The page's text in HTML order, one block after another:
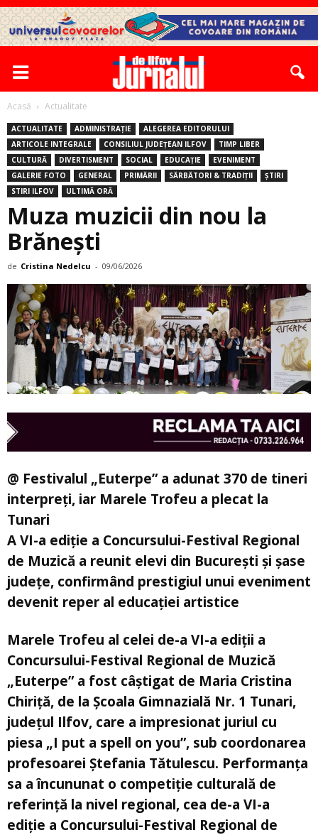
Acasă Actualitate
ACTUALITATE ADMINISTRAȚIE
ALEGEREA EDITORULUI
ARTICOLE INTEGRALE
CONSILIUL JUDEȚEAN ILFOV
TIMP LIBER
CULTURĂ
DIVERTISMENT SOCIAL EDUCAȚIE
EVENIMENT
GALERIE FOTO
GENERAL PRIMĂRII SĂRBĂTORI & TRADIȚII
ȘTIRI
STIRI ILFOV
ULTIMĂ ORĂ
Muza muzicii din nou la
Brănești
de Cristina Nedelcu - 09/06/2026
@ Festivalul „Euterpe” a adunat 370 de tineri
interpreți, iar Marele Trofeu a plecat la
Tunari
A VI-a ediție a Concursului-Festival Regional
de Muzică a reunit elevi din București și șase
județe, confirmând prestigiul unui eveniment
devenit reper al educației artistice
Marele Trofeu al celei de-a VI-a ediții a
Concursului-Festival Regional de Muzică
„Euterpe” a fost câștigat de Maria Cristina
Chiriță, de la Școala Gimnazială Nr. 1 Tunari,
județul Ilfov, care a impresionat juriul cu
piesa „I put a spell on you”, sub coordonarea
profesoarei Ștefania Tătulescu. Performanța
sa a încununat o competiție culturală de
referință la nivel regional, cea de-a VI-a
ediție a Concursului-Festival Regional de